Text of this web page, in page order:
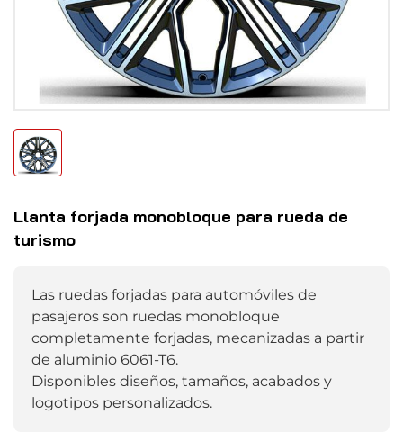
Llanta forjada monobloque para rueda de
turismo
Las ruedas forjadas para automóviles de
pasajeros son ruedas monobloque
completamente forjadas, mecanizadas a partir
de aluminio 6061-T6.
Disponibles diseños, tamaños, acabados y
logotipos personalizados.